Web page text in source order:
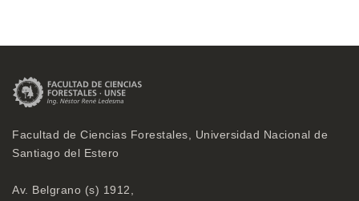
Facultad de Ciencias Forestales, Universidad Nacional de
Santiago del Estero
Av. Belgrano (s) 1912,